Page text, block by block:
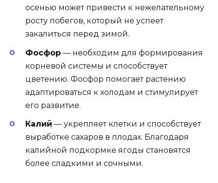
осенью может привести к нежелательному
росту побегов, который не успеет
закалиться перед зимой.
Фосфор — необходим для формирования
корневой системы и способствует
цветению. Фосфор помогает растению
адаптироваться к холодам и стимулирует
его развитие.
Калий — укрепляет клетки и способствует
выработке сахаров в плодах. Благодаря
калийной подкормке ягоды становятся
более сладкими и сочными.